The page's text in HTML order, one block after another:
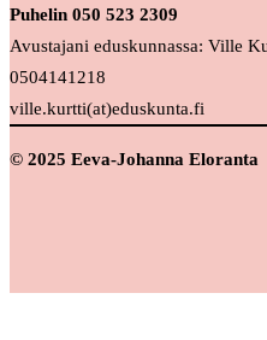
Puhelin 050 523 2309
Avustajani eduskunnassa: Ville
0504141218
ville.kurtti(at)eduskunta.fi
© 2025 Eeva-Johanna Eloranta